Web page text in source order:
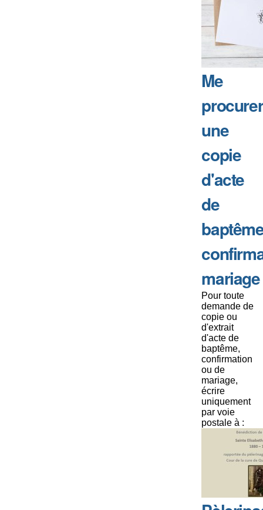
Me
procurer
une
copie
d'acte
de
mariage
Pour toute
demande de
copie ou
d'extrait
d'acte de
baptême,
confirmation
ou de
mariage,
écrire
uniquement
par voie
postale à :